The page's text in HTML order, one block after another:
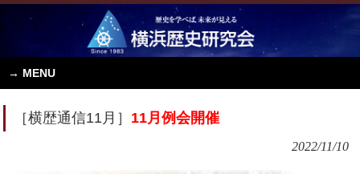
MENU
［横歴通信11月］ 11月例会開催
2022/11/10